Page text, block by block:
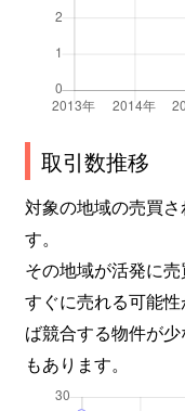
取引数推移
対象の地域の売買
す。
その地域が活発に
すぐに売れる可能
ば競合する物件が
もあります。